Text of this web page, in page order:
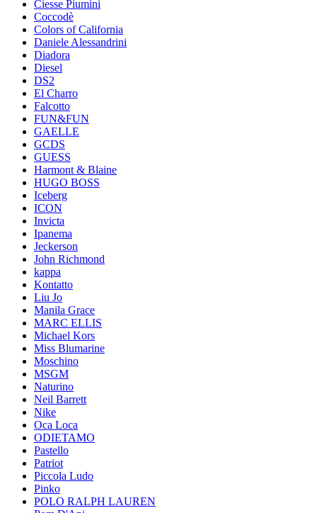
Ciesse Piumini
Coccodè
Colors of California
Daniele Alessandrini
Diadora
Diesel
DS2
El Charro
Falcotto
FUN&FUN
GAELLE
GCDS
GUESS
Harmont & Blaine
HUGO BOSS
Iceberg
ICON
Invicta
Ipanema
Jeckerson
John Richmond
kappa
Kontatto
Liu Jo
Manila Grace
MARC ELLIS
Michael Kors
Miss Blumarine
Moschino
MSGM
Naturino
Neil Barrett
Nike
Oca Loca
ODIETAMO
Pastello
Patriot
Piccola Ludo
Pinko
POLO RALPH LAUREN